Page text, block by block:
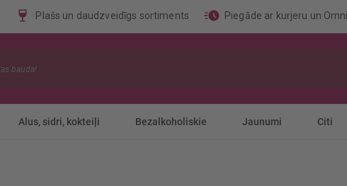
Plašs un daudzveidīgs sortiments Piegāde ar kurjeru un
Alus, sidri, kokteiļi Bezalkoholiskie Jaunumi Citi